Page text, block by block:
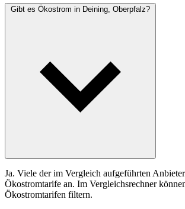
Gibt es Ökostrom in Deining, Oberpfalz?
Ja. Viele der im Vergleich aufgeführten
Ökostromtarife an. Im Vergleichsrechner
Ökostromtarifen filtern.